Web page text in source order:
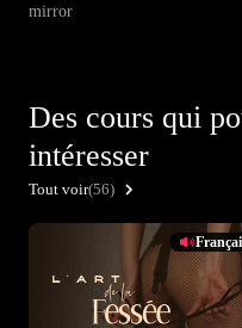
mirror
Des cours qui
intéresser
Tout voir(56)